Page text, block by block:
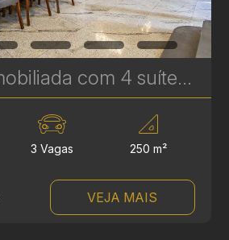
Casa semimobiliada com 4 suítes à venda no Rebouças - 250 m² - Jardim e Espaço Gourmet | Ref. 1817
3 Vagas 250 m²
VEJA MAIS